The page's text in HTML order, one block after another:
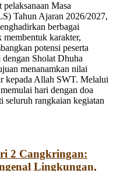
Masa
Tahun Ajaran 2026/2027,
berbagai
karakter,
potensi peserta
Sholat Dhuha
menanamkan nilai
kepada Allah SWT. Melalui
hari dengan doa
seluruh rangkaian kegiatan
2 Cangkringan:
Lingkungan,